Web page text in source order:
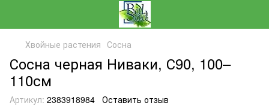
Хвойные растения Сосна
Сосна черная Ниваки, С90, 100–
110см
Артикул: 2383918984 Оставить отзыв